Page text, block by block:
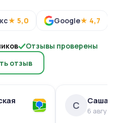
★ 5,0 Google★ 4,7
Отзывы проверены
отзыв
С Саша
6